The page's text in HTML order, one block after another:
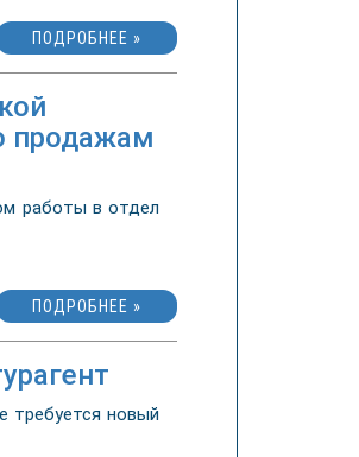
ПОДРОБНЕЕ »
продажам
работы в отдел
ПОДРОБНЕЕ »
требуется новый